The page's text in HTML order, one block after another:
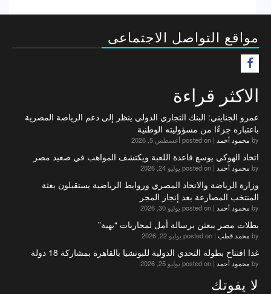
مواقع التواصل الاجتماعى
الاكثر قراءة
عمرو الجنايني: البنك التجاري الدولي ينظر إلى دعم الرياضة المصرية
باعتباره جزءًا من مسؤوليته الوطنية
by محمود أحمد | posted on أغسطس 5, 2026
اتحاد الهوكي يوسع قاعدة اللعبة ويكتشف المواهب في صعيد مصر
by محمود أحمد | posted on يوليو 24, 2026
وزارة الرياضة والاتحاد المصري وروابط الرياضية يستقبلون بعثة
المنتخب المصارعة بعد إنجاز المجر
by محمود أحمد | posted on يوليو 30, 2026
بطلات مصر يبعثن برسالة أمل لمحاربات “بهية”
by محمد قطب | posted on يوليو 22, 2026
غدا افتتاح بطولة التحدي الدولية للبوتشيا بالقاهرة بمشاركة 18 دولة
by محمود أحمد | posted on يوليو 25, 2026
لا يفوتك